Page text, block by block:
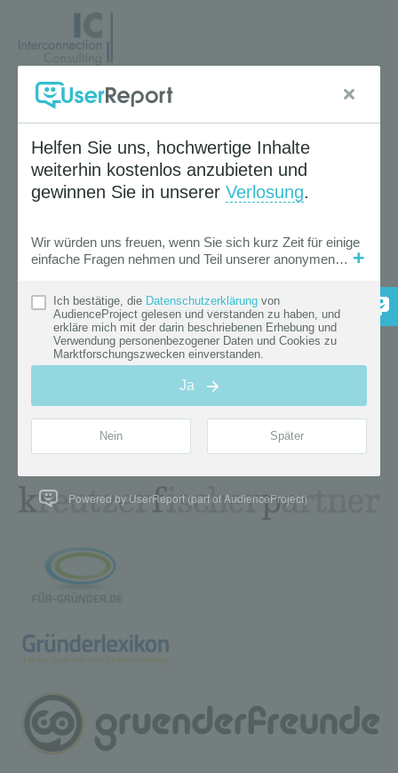
Powered by UserReport (part of AudienceProject)